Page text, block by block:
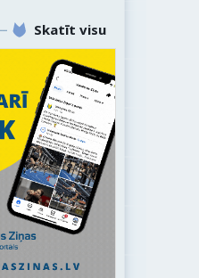
Skatīt visu